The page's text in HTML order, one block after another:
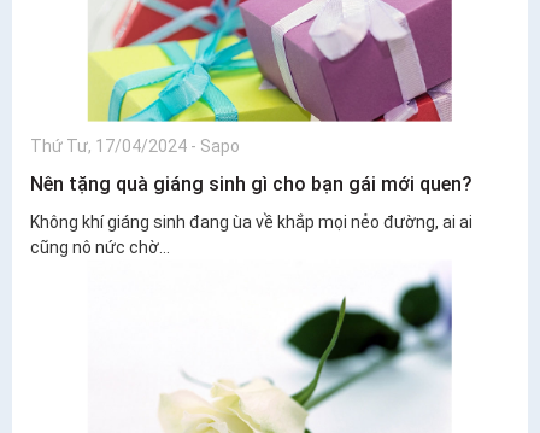
Thứ Tư, 17/04/2024 - Sapo
Nên tặng quà giáng sinh gì cho bạn gái mới quen?
Không khí giáng sinh đang ùa về khắp mọi nẻo đường, ai ai
cũng nô nức chờ...